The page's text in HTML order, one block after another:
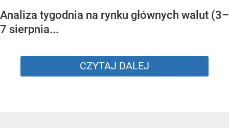
Analiza tygodnia na rynku głównych walut (3–
7 sierpnia...
CZYTAJ DALEJ